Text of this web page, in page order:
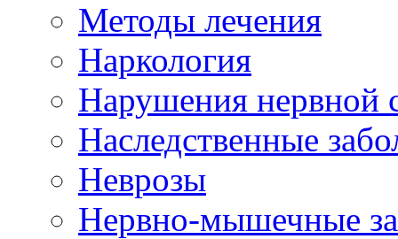
Методы лечения
Наркология
Нарушения нервной
Наследственные
Неврозы
Нервно-мышечные